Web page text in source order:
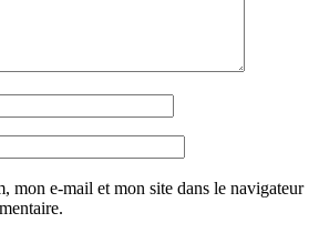
mon e-mail et mon site dans le navigateur